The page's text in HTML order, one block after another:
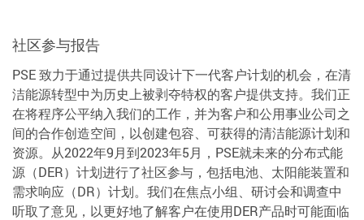
社区参与报告
PSE 致力于通过提供共同设计下一代客户计划的机会，在清
洁能源转型中为历史上被剥夺特权的客户提供支持。我们正
在将程序公平纳入我们的工作，并为客户和公用事业公司之
间的合作创造空间，以创建包容、可获得的清洁能源计划和
资源。从2022年9月到2023年5月，PSE就未来的分布式能
源（DER）计划进行了社区参与，包括电池、太阳能装置和
需求响应（DR）计划。我们在焦点小组、研讨会和调查中
听取了意见，以更好地了解客户在使用DER产品时可能面临